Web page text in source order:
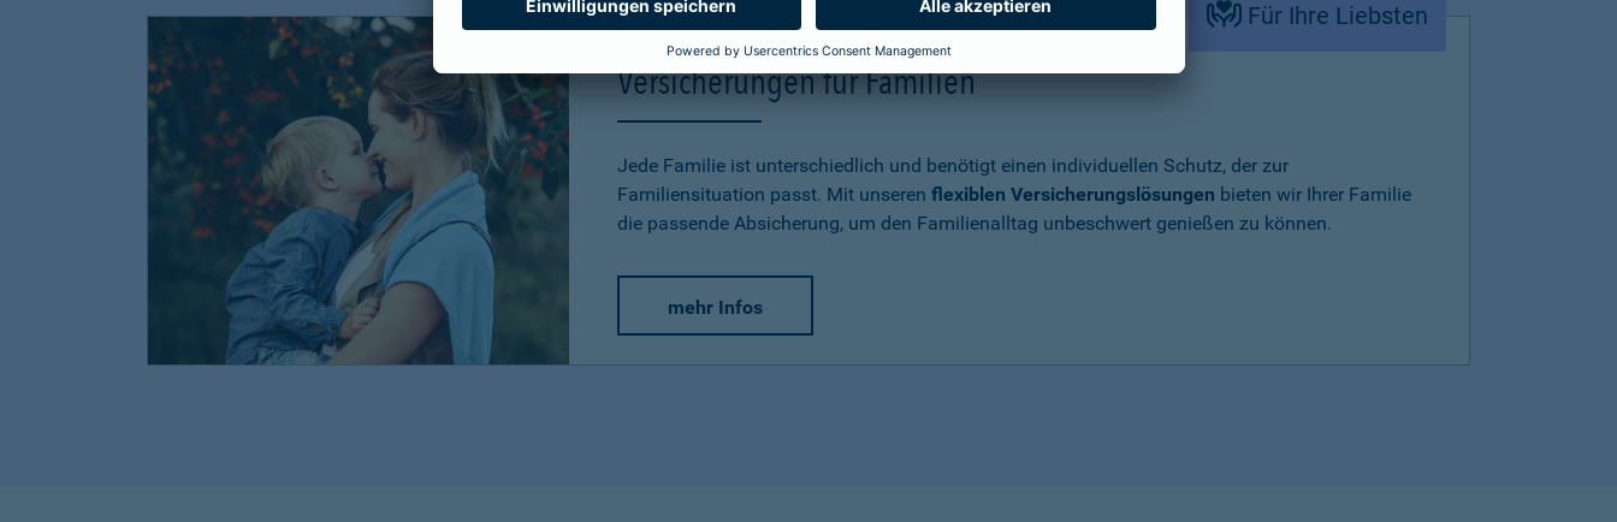
Für Ihre Liebsten
Versicherungen für Familien
Jede Familie ist unterschiedlich und benötigt einen individuellen Schutz, der zur
Familiensituation passt. Mit unseren flexiblen Versicherungslösungen bieten wir Ihrer Familie
die passende Absicherung, um den Familienalltag unbeschwert genießen zu können.
mehr Infos